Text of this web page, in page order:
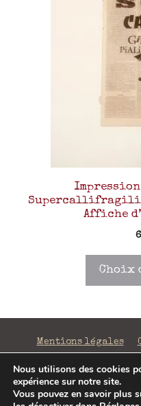
Affiche
Choix
Mentions légales
©2026 La Fabrique de
206 00043 |
Nous utilisons des cookies
expérience sur notre site.
Vous pouvez en savoir plus